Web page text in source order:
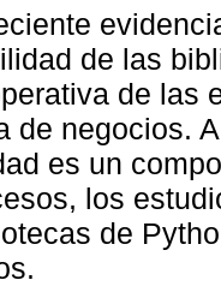
de las
de las
de negocios.
es un
los
de